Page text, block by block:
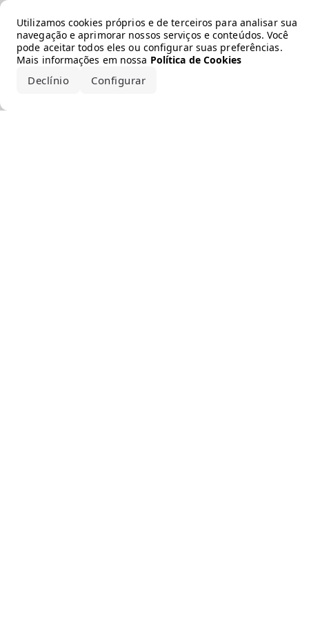
Utilizamos cookies próprios e de terceiros para analisar sua
navegação e aprimorar nossos serviços e conteúdos. Você
pode aceitar todos eles ou configurar suas preferências.
Mais informações em nossa Política de Cookies
Declínio Configurar
Error loading the brand